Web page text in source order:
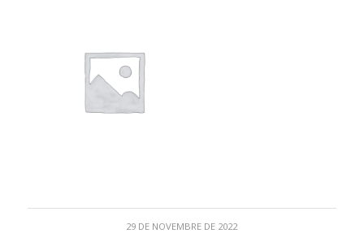
29 DE NOVEMBRE DE 2022